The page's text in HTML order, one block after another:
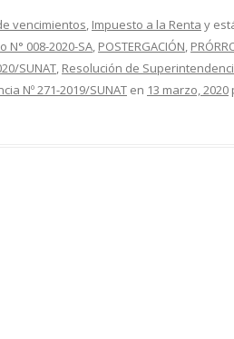
vencimientos, Impuesto a la Renta y
N° 008-2020-SA, POSTERGACIÓN,
SUNAT, Resolución de
Nº 271-2019/SUNAT en 13 marzo, 2020